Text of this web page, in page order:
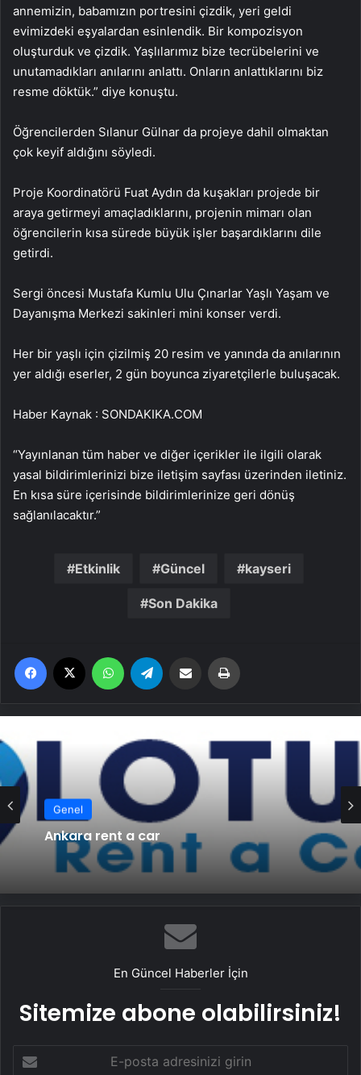
annemizin, babamızın portresini çizdik, yeri geldi
evimizdeki eşyalardan esinlendik. Bir kompozisyon
oluşturduk ve çizdik. Yaşlılarımız bize tecrübelerini ve
unutamadıkları anılarını anlattı. Onların anlattıklarını biz
resme döktük.” diye konuştu.
Öğrencilerden Sılanur Gülnar da projeye dahil olmaktan
çok keyif aldığını söyledi.
Proje Koordinatörü Fuat Aydın da kuşakları projede bir
araya getirmeyi amaçladıklarını, projenin mimarı olan
öğrencilerin kısa sürede büyük işler başardıklarını dile
getirdi.
Sergi öncesi Mustafa Kumlu Ulu Çınarlar Yaşlı Yaşam ve
Dayanışma Merkezi sakinleri mini konser verdi.
Her bir yaşlı için çizilmiş 20 resim ve yanında da anılarının
yer aldığı eserler, 2 gün boyunca ziyaretçilerle buluşacak.
Haber Kaynak : SONDAKIKA.COM
“Yayınlanan tüm haber ve diğer içerikler ile ilgili olarak
yasal bildirimlerinizi bize iletişim sayfası üzerinden iletiniz.
En kısa süre içerisinde bildirimlerinize geri dönüş
sağlanılacaktır.”
Etkinlik Güncel kayseri
Son Dakika
Facebook WhatsApp Email'den paylaş
Genel
Ankara rent a car
En Güncel Haberler İçin
Sitemize abone olabilirsiniz!
posta